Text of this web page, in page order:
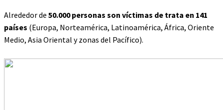
Alrededor de 50.000 personas son víctimas de trata en 141
países (Europa, Norteamérica, Latinoamérica, África, Oriente
Medio, Asia Oriental y zonas del Pacífico).